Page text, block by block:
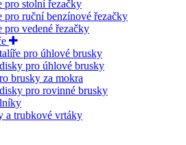
pro stolní řezačky
pro ruční benzínové řezačky
pro vedené řezačky
pro úhlové brusky
pro úhlové brusky
brusky za mokra
pro rovinné brusky
a trubkové vrtáky